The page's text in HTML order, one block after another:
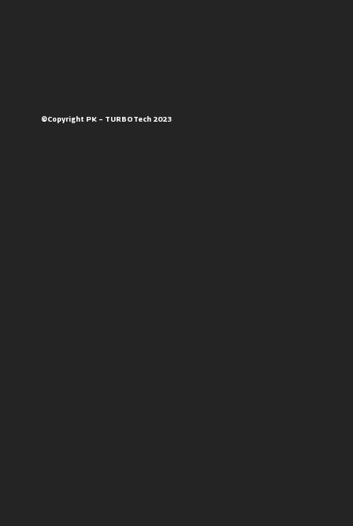
©Copyright PK – TURBOTech 2023